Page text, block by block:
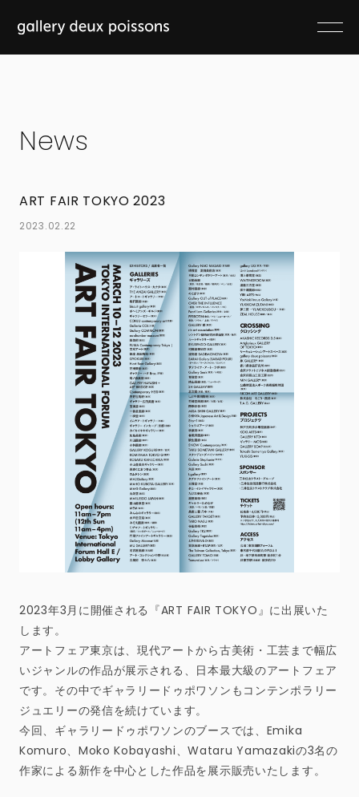
News
ART FAIR TOKYO 2023
2023.02.22
2023年3月に開催される『ART FAIR TOKYO』に出展いた
します。
アートフェア東京は、現代アートから古美術・工芸まで幅広
いジャンルの作品が展示される、日本最大級のアートフェア
です。その中でギャラリードゥポワソンもコンテンポラリー
ジュエリーの発信を続けています。
今回、ギャラリードゥポワソンのブースでは、Emika
Komuro、Moko Kobayashi、Wataru Yamazakiの3名の
作家による新作を中心とした作品を展示販売いたします。